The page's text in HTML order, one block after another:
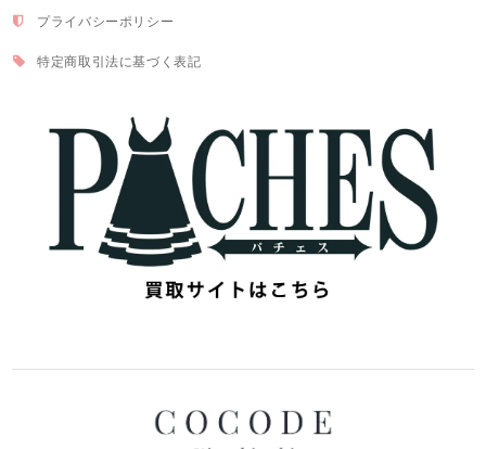
プライバシーポリシー
特定商取引法に基づく表記